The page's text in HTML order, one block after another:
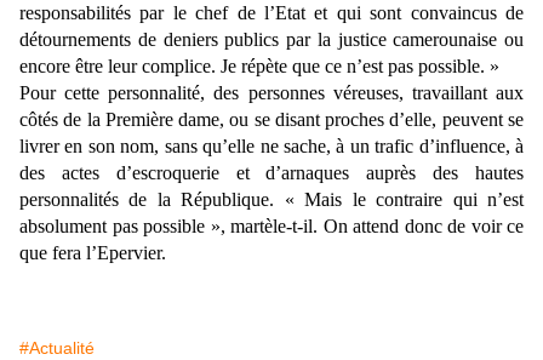
responsabilités par le chef de l’Etat et qui sont convaincus de
détournements de deniers publics par la justice camerounaise ou
encore être leur complice. Je répète que ce n’est pas possible. »
Pour cette personnalité, des personnes véreuses, travaillant aux
côtés de la Première dame, ou se disant proches d’elle, peuvent se
livrer en son nom, sans qu’elle ne sache, à un trafic d’influence, à
des actes d’escroquerie et d’arnaques auprès des hautes
personnalités de la République. « Mais le contraire qui n’est
absolument pas possible », martèle-t-il. On attend donc de voir ce
que fera l’Epervier.
#Actualité